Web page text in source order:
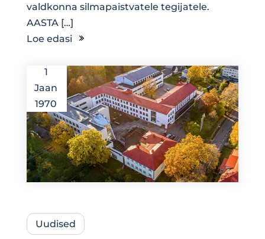
valdkonna silmapaistvatele tegijatele.
AASTA […]
Loe edasi
1
Jaan
1970
Uudised